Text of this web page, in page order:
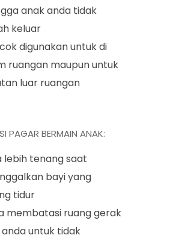
anak anda tidak
keluar
digunakan untuk di
ruangan maupun untuk
luar ruangan
PAGAR BERMAIN ANAK:
lebih tenang saat
bayi yang
tidur
membatasi ruang gerak
untuk tidak